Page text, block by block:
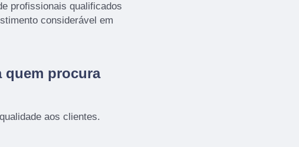
profissionais qualificados
considerável em
quem procura
aos clientes.